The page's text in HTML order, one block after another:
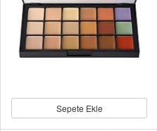
Sepete Ekle